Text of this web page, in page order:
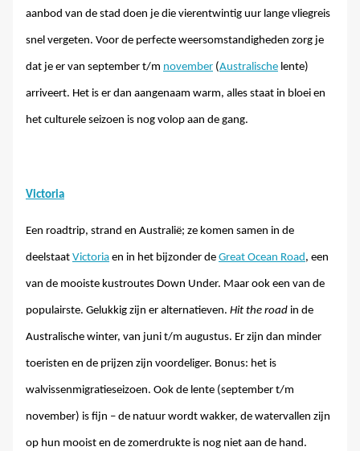
aanbod van de stad doen je die vierentwintig uur lange vliegreis
snel vergeten. Voor de perfecte weersomstandigheden zorg je
dat je er van september t/m november (Australische lente)
arriveert. Het is er dan aangenaam warm, alles staat in bloei en
het culturele seizoen is nog volop aan de gang.
Victoria
Een roadtrip, strand en Australië; ze komen samen in de
deelstaat Victoria en in het bijzonder de Great Ocean Road, een
van de mooiste kustroutes Down Under. Maar ook een van de
populairste. Gelukkig zijn er alternatieven. Hit the road in de
Australische winter, van juni t/m augustus. Er zijn dan minder
toeristen en de prijzen zijn voordeliger. Bonus: het is
walvissenmigratieseizoen. Ook de lente (september t/m
november) is fijn – de natuur wordt wakker, de watervallen zijn
op hun mooist en de zomerdrukte is nog niet aan de hand.